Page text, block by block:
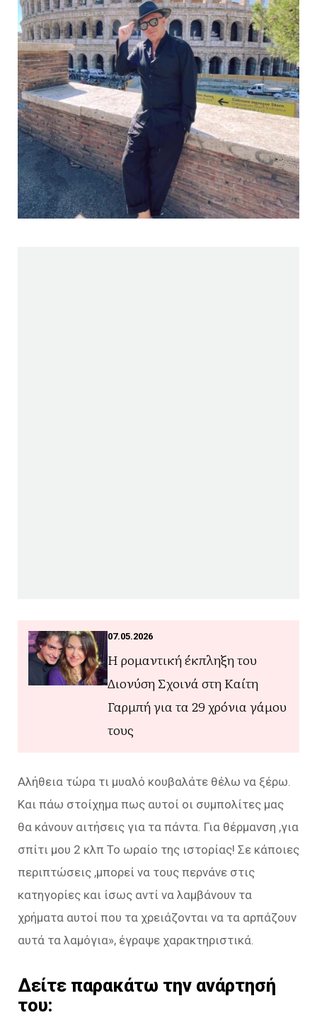
07.05.2026
Η ρομαντική έκπληξη του
Διονύση Σχοινά στη Καίτη
Γαρμπή για τα 29 χρόνια γάμου
τους
Αλήθεια τώρα τι μυαλό κουβαλάτε θέλω να ξέρω.
Και πάω στοίχημα πως αυτοί οι συμπολίτες μας
θα κάνουν αιτήσεις για τα πάντα. Για θέρμανση ,για
σπίτι μου 2 κλπ Το ωραίο της ιστορίας! Σε κάποιες
περιπτώσεις ,μπορεί να τους περνάνε στις
κατηγορίες και ίσως αντί να λαμβάνουν τα
χρήματα αυτοί που τα χρειάζονται να τα αρπάζουν
αυτά τα λαμόγια», έγραψε χαρακτηριστικά.
Δείτε παρακάτω την ανάρτησή
του: